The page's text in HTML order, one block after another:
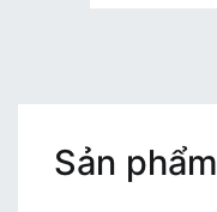
Sản phẩm